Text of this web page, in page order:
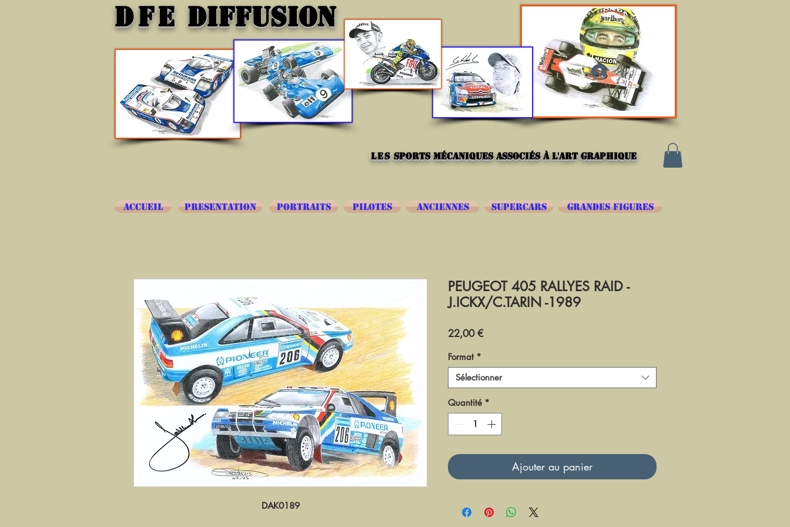
DFE DIFFUSION
Se connecter
lessports mécaniques associés à l'art graphique
DAK0189
PEUGEOT 405 RALLYES RAID -
J.ICKX/C.TARIN -1989
22,00 €Prix
Format *
Sélectionner
Quantité *
Ajouter au panier
SUPERCARS
ANCIENNES
PILOTES
PORTRAITS
PRESENTATION
ACCUEIL GRANDES FIGURES